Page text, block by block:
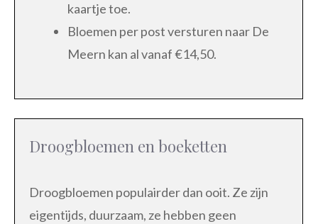
kaartje toe.
Bloemen per post versturen naar De
Meern kan al vanaf €14,50.
Droogbloemen en boeketten
Droogbloemen populairder dan ooit. Ze zijn
eigentijds, duurzaam, ze hebben geen